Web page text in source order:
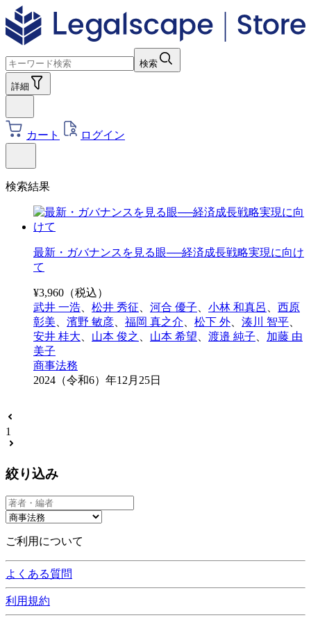
検索
詳細
カート ログイン
検索結果
最新・ガバナンスを見る眼──経済成長戦略実現に向け
て
¥3,960 （税込）
武井 一浩
松井 秀征 河合 優子 小林 和真呂
西原
彰美
濱野 敏彦 福岡 真之介 松下 外 湊川 智平
安井 桂大
山本 俊之 山本 希望 渡邉 純子
加藤 由
美子
商事法務
2024（令和6）年12月25日
1
絞り込み
ご利用について
よくある質問
利用規約